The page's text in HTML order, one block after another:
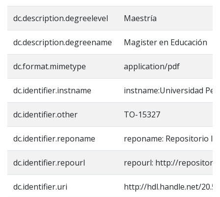
dc.description.degreelevel Maestría
dc.description.degreename Magister en Educación
dc.format.mimetype application/pdf
dc.identifier.instname instname:Universidad
dc.identifier.other TO-15327
dc.identifier.reponame reponame: Repositorio
dc.identifier.repourl repourl: http://
dc.identifier.uri http://hdl.handle.net/